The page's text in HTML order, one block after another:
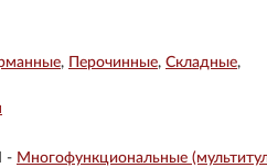
Перочинные Складные
- Многофункциональные